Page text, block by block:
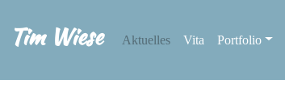
Tim Wiese Aktuelles Vita Portfolio